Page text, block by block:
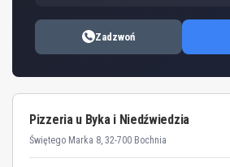
Zadzwoń
Pizzeria u Byka i Niedźwiedzia
Świętego Marka 8, 32-700 Bochnia